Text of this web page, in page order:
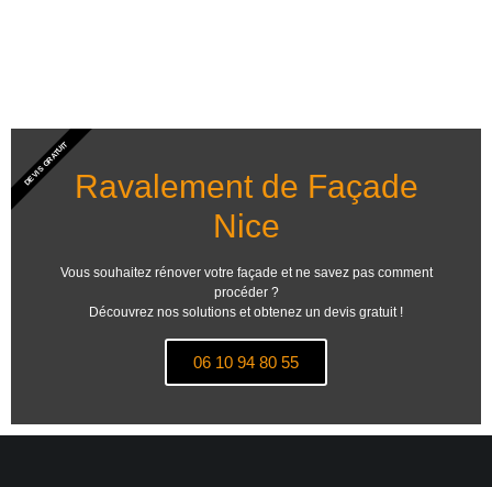
Ravalement de Façade
Nice
Vous souhaitez rénover votre façade et ne savez pas comment
procéder ?
Découvrez nos solutions et obtenez un devis gratuit !
06 10 94 80 55
DEVIS GRATUIT